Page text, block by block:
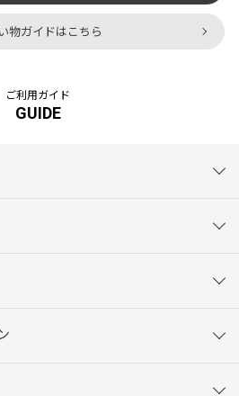
物ガイドはこちら
ご利用ガイド
GUIDE